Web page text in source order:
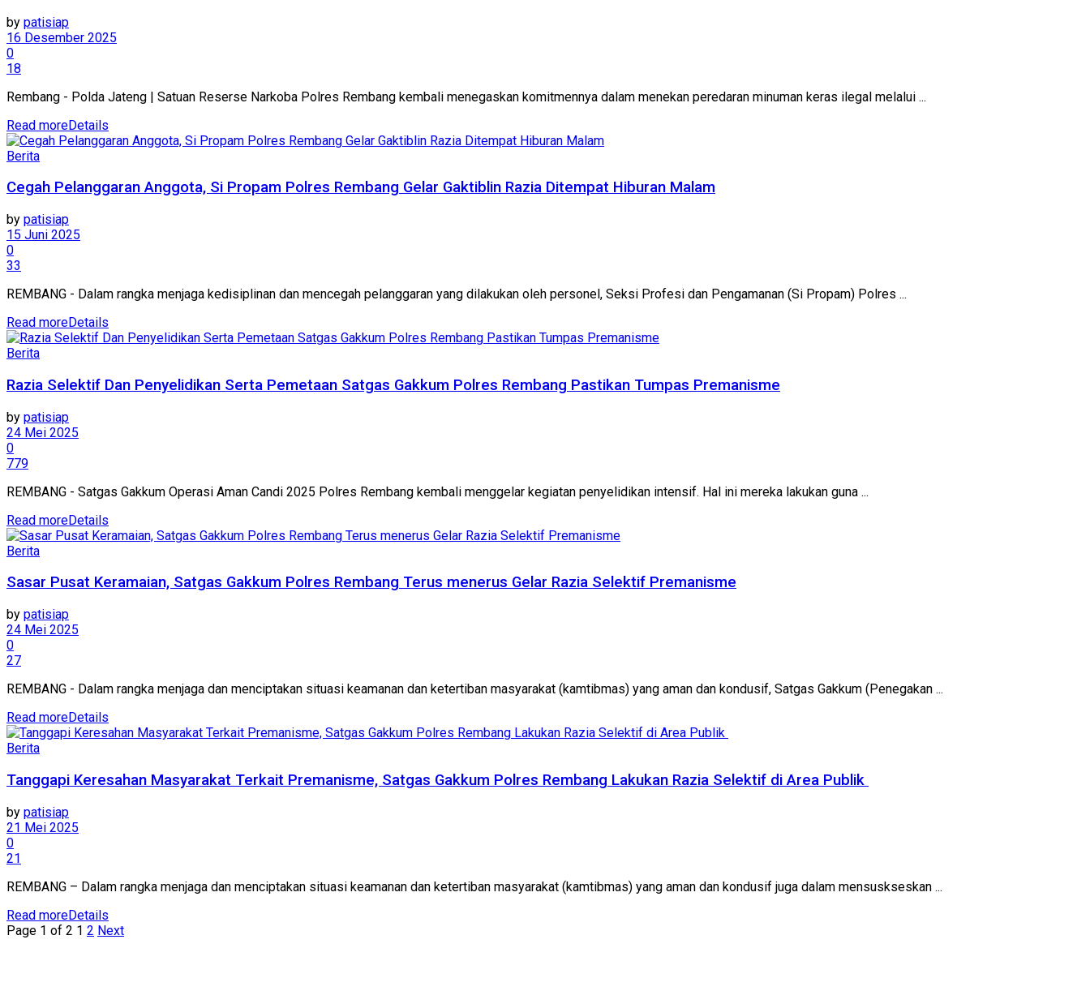
by patisiap
16 Desember 2025
0
18
Rembang - Polda Jateng | Satuan Reserse Narkoba Polres Rembang kembali menegaskan komitmennya dalam menekan peredaran minuman keras ilegal melalui ...
Read moreDetails
Berita
Cegah Pelanggaran Anggota, Si Propam Polres Rembang Gelar Gaktiblin Razia Ditempat Hiburan Malam
by patisiap
15 Juni 2025
0
33
REMBANG - Dalam rangka menjaga kedisiplinan dan mencegah pelanggaran yang dilakukan oleh personel, Seksi Profesi dan Pengamanan (Si Propam) Polres ...
Read moreDetails
Berita
Razia Selektif Dan Penyelidikan Serta Pemetaan Satgas Gakkum Polres Rembang Pastikan Tumpas Premanisme
by patisiap
24 Mei 2025
0
779
REMBANG - Satgas Gakkum Operasi Aman Candi 2025 Polres Rembang kembali menggelar kegiatan penyelidikan intensif. Hal ini mereka lakukan guna ...
Read moreDetails
Berita
Sasar Pusat Keramaian, Satgas Gakkum Polres Rembang Terus menerus Gelar Razia Selektif Premanisme
by patisiap
24 Mei 2025
0
27
REMBANG - Dalam rangka menjaga dan menciptakan situasi keamanan dan ketertiban masyarakat (kamtibmas) yang aman dan kondusif, Satgas Gakkum (Penegakan ...
Read moreDetails
Berita
Tanggapi Keresahan Masyarakat Terkait Premanisme, Satgas Gakkum Polres Rembang Lakukan Razia Selektif di Area Publik
by patisiap
21 Mei 2025
0
21
REMBANG – Dalam rangka menjaga dan menciptakan situasi keamanan dan ketertiban masyarakat (kamtibmas) yang aman dan kondusif juga dalam mensuskseskan ...
Read moreDetails
Page 1 of 2 1 2 Next